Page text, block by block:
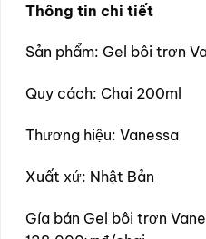
Thông tin chi tiết
Sản phẩm: Gel bôi trơn
Quy cách: Chai 200ml
Thương hiệu: Vanessa
Xuất xứ: Nhật Bản
Gía bán Gel bôi trơn